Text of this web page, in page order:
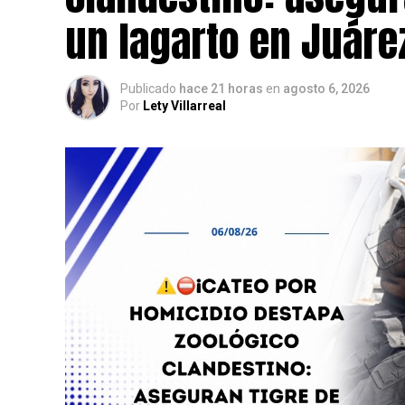
un lagarto en
Publicado hace 21 horas en agosto 6, 2026
Por Lety Villarreal